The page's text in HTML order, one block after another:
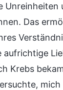
Unreinheiten
Das
aufrichtige
Krebs